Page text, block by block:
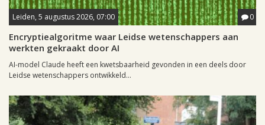
Leiden, 5 augustus 2026, 07:00 0
Encryptiealgoritme waar Leidse wetenschappers aan
werkten gekraakt door AI
AI-model Claude heeft een kwetsbaarheid gevonden in een deels door
Leidse wetenschappers ontwikkeld...